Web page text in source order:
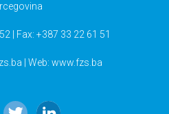
| Fax: +387 33 22 61 51
| Web: www.fzs.ba